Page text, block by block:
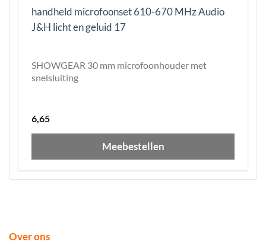
SHOWGEAR 30 mm microfoonhouder met
snelsluiting
6,65
Meebestellen
Over ons